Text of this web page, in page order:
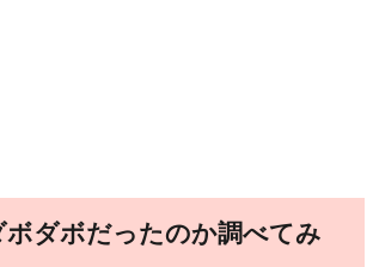
ダボだったのか調べてみ